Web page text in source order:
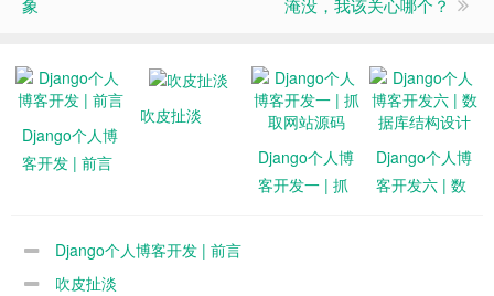
象
淹没，我该关心哪个？
Django个人博
客开发 | 前言
吹皮扯淡
Django个人博
客开发一 | 抓
Django个人博
客开发六 | 数
Django个人博客开发 | 前言
吹皮扯淡